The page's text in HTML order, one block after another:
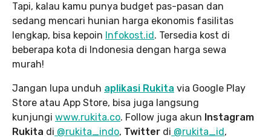
Tapi, kalau kamu punya budget pas-pasan dan
sedang mencari hunian harga ekonomis fasilitas
lengkap, bisa kepoin Infokost.id. Tersedia kost di
beberapa kota di Indonesia dengan harga sewa
murah!
Jangan lupa unduh aplikasi Rukita via Google Play
Store atau App Store, bisa juga langsung
kunjungi www.rukita.co. Follow juga akun Instagram
Rukita di @rukita_indo, Twitter di @rukita_id,